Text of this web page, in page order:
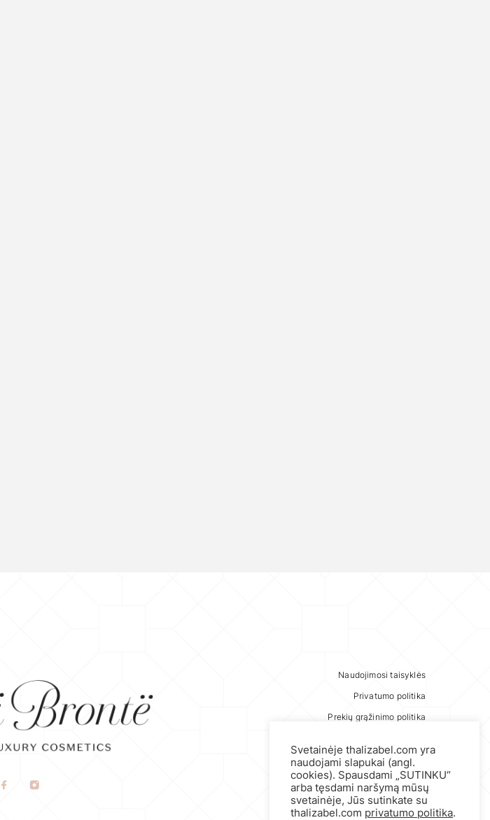
Naudojimosi taisyklės
Privatumo politika
Prekių grąžinimo politika
Svetainėje thalizabel.com yra
naudojami slapukai (angl.
cookies). Spausdami „SUTINKU“
arba tęsdami naršymą mūsų
svetainėje, Jūs sutinkate su
thalizabel.com privatumo politika.